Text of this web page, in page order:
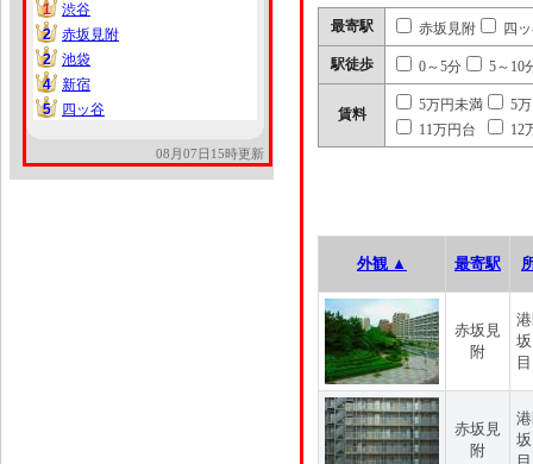
1
1
渋谷
2
2
赤坂見附
2
2
池袋
4
4
新宿
5
5 四ッ谷
08月07日15時更新
最寄駅 赤坂見附 四
駅徒歩 0～5分 5～10
賃料
5万円未満
5
11万円台
12
外観 ▲ 最寄駅
赤坂見
附
目
赤坂見
附